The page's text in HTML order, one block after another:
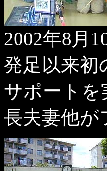
2002年8月
発足以来初
サポートを
長夫妻他が